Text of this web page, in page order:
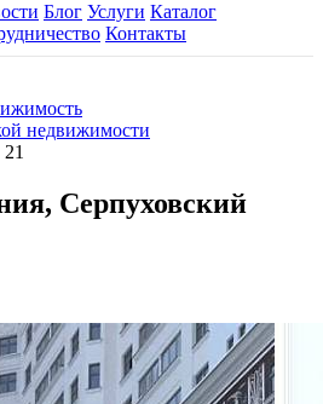
Блог Услуги Каталог
Контакты
недвижимости
Серпуховский